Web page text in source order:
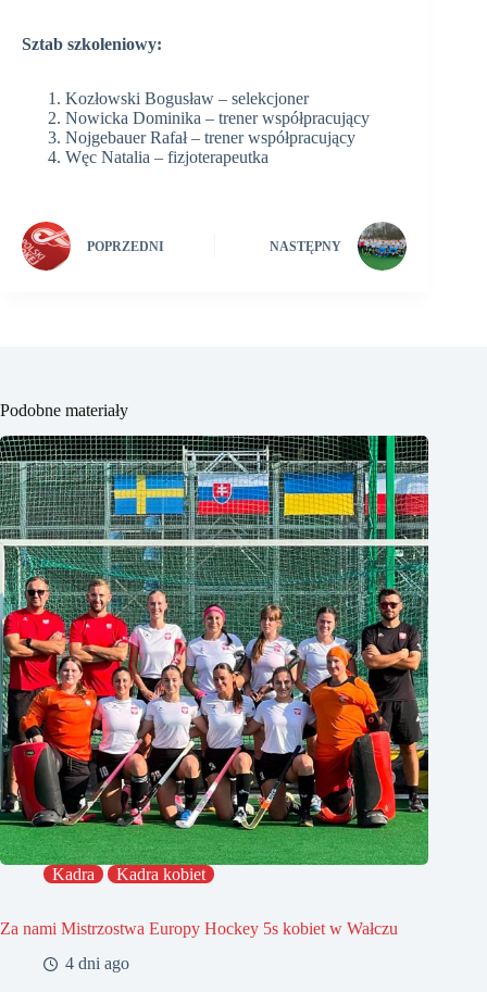
Sztab szkoleniowy:
Kozłowski Bogusław – selekcjoner
Nowicka Dominika – trener współpracujący
Nojgebauer Rafał – trener współpracujący
Węc Natalia – fizjoterapeutka
POPRZEDNI NASTĘPNY
Podobne materiały
Kadra Kadra kobiet
Za nami Mistrzostwa Europy Hockey 5s kobiet w Wałczu
4 dni ago